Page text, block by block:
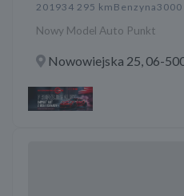
201934 295 km Benzyna3000
Nowy Model Auto Punkt
Nowowiejska 25, 06-